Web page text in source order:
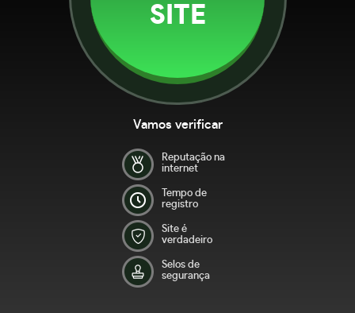
SITE
Vamos verificar
Reputação na
internet
Tempo de
registro
Site é
verdadeiro
Selos de
segurança